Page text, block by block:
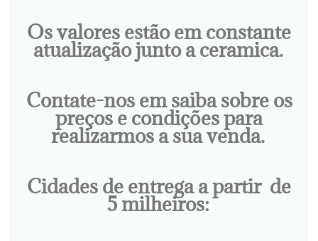
Os valores estão em constante
atualização junto a ceramica.
Contate-nos em saiba sobre os
preços e condições para
realizarmos a sua venda.
Cidades de entrega a partir de
5 milheiros: